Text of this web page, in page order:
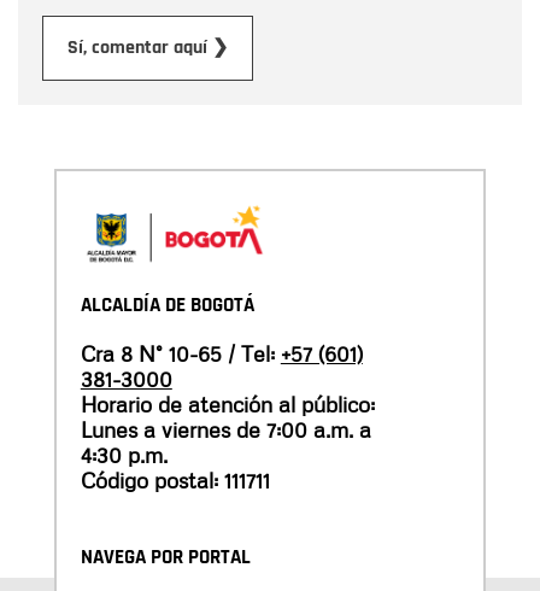
Sí, comentar aquí ❯
ALCALDÍA DE BOGOTÁ
Cra 8 N° 10-65 / Tel: +57 (601)
381-3000
Horario de atención al público:
Lunes a viernes de 7:00 a.m. a
4:30 p.m.
Código postal: 111711
NAVEGA POR PORTAL